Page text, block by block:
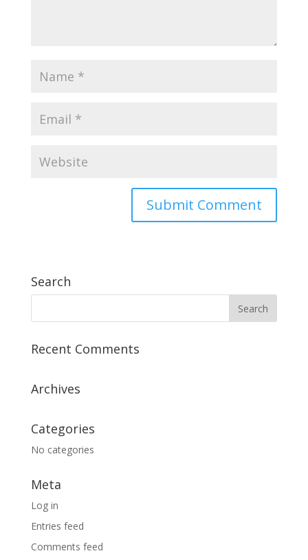
Search
Recent Comments
Archives
Categories
No categories
Meta
Log in
Entries feed
Comments feed